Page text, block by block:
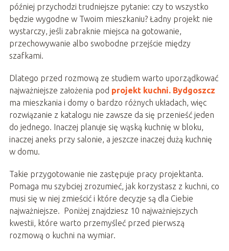
później przychodzi trudniejsze pytanie: czy to wszystko
będzie wygodne w Twoim mieszkaniu? Ładny projekt nie
wystarczy, jeśli zabraknie miejsca na gotowanie,
przechowywanie albo swobodne przejście między
szafkami.
Dlatego przed rozmową ze studiem warto uporządkować
najważniejsze założenia pod projekt kuchni.Bydgoszcz
ma mieszkania i domy o bardzo różnych układach, więc
rozwiązanie z katalogu nie zawsze da się przenieść jeden
do jednego. Inaczej planuje się wąską kuchnię w bloku,
inaczej aneks przy salonie, a jeszcze inaczej dużą kuchnię
w domu.
Takie przygotowanie nie zastępuje pracy projektanta.
Pomaga mu szybciej zrozumieć, jak korzystasz z kuchni, co
musi się w niej zmieścić i które decyzje są dla Ciebie
najważniejsze. Poniżej znajdziesz 10 najważniejszych
kwestii, które warto przemyśleć przed pierwszą
rozmową o kuchni na wymiar.